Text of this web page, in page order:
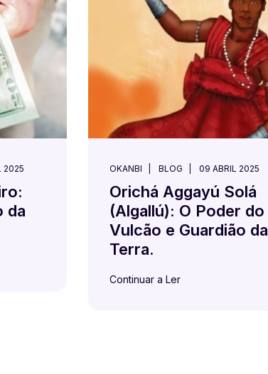
2025
da
OKANBI BLOG 09 ABRIL 2025
Orichá Aggayú Solá
(Algallú): O Poder do
Vulcão e Guardião da
Terra.
Continuar a Ler